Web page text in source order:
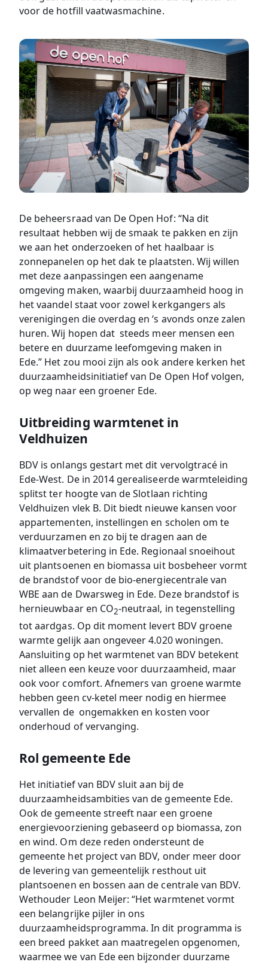
voor de hotfill vaatwasmachine.
De beheersraad van De Open Hof: “Na dit
resultaat hebben wij de smaak te pakken en zijn
we aan het onderzoeken of het haalbaar is
zonnepanelen op het dak te plaatsten. Wij willen
met deze aanpassingen een aangename
omgeving maken, waarbij duurzaamheid hoog in
het vaandel staat voor zowel kerkgangers als
verenigingen die overdag en ‘s avonds onze zalen
huren. Wij hopen dat steeds meer mensen een
betere en duurzame leefomgeving maken in
Ede.” Het zou mooi zijn als ook andere kerken het
duurzaamheidsinitiatief van De Open Hof volgen,
op weg naar een groener Ede.
Uitbreiding warmtenet in
Veldhuizen
BDV is onlangs gestart met dit vervolgtracé in
Ede-West. De in 2014 gerealiseerde warmteleiding
splitst ter hoogte van de Slotlaan richting
Veldhuizen vlek B. Dit biedt nieuwe kansen voor
appartementen, instellingen en scholen om te
verduurzamen en zo bij te dragen aan de
klimaatverbetering in Ede. Regionaal snoeihout
uit plantsoenen en biomassa uit bosbeheer vormt
de brandstof voor de bio-energiecentrale van
WBE aan de Dwarsweg in Ede. Deze brandstof is
hernieuwbaar en CO2-neutraal, in tegenstelling
tot aardgas. Op dit moment levert BDV groene
warmte gelijk aan ongeveer 4.020 woningen.
Aansluiting op het warmtenet van BDV betekent
niet alleen een keuze voor duurzaamheid, maar
ook voor comfort. Afnemers van groene warmte
hebben geen cv-ketel meer nodig en hiermee
vervallen de ongemakken en kosten voor
onderhoud of vervanging.
Rol gemeente Ede
Het initiatief van BDV sluit aan bij de
duurzaamheidsambities van de gemeente Ede.
Ook de gemeente streeft naar een groene
energievoorziening gebaseerd op biomassa, zon
en wind. Om deze reden ondersteunt de
gemeente het project van BDV, onder meer door
de levering van gemeentelijk resthout uit
plantsoenen en bossen aan de centrale van BDV.
Wethouder Leon Meijer: “Het warmtenet vormt
een belangrijke pijler in ons
duurzaamheidsprogramma. In dit programma is
een breed pakket aan maatregelen opgenomen,
waarmee we van Ede een bijzonder duurzame